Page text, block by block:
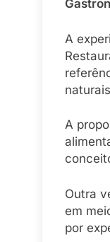
A
A
Outra
em
por